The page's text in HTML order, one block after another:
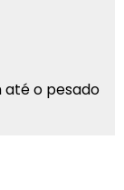
até o pesado